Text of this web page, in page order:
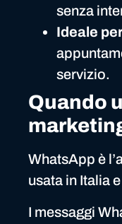
senza
Ideale
servizio.
Quando
WhatsApp è
usata in Italia
I messaggi